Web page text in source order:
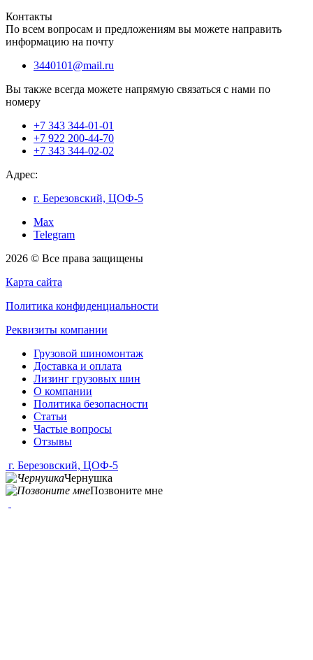
Контакты
По всем вопросам и предложениям вы можете направить
информацию на почту
3440101@mail.ru
Вы также всегда можете напрямую связаться с нами по
номеру
+7 343 344-01-01
+7 922 200-44-70
+7 343 344-02-02
Адрес:
г. Березовский, ЦОФ-5
Max
Telegram
2026 © Все права защищены
Карта сайта
Политика конфиденциальности
Реквизиты компании
Грузовой шиномонтаж
Доставка и оплата
Лизинг грузовых шин
О компании
Политика безопасности
Статьи
Частые вопросы
Отзывы
г. Березовский, ЦОФ-5
Чернушка
Позвоните мне